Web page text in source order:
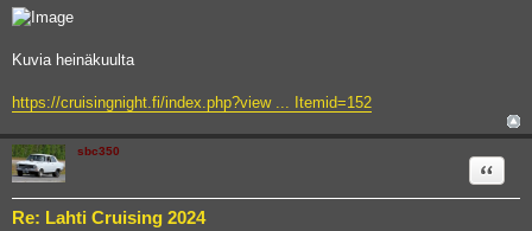
o
s
Kuvia heinäkuulta
https://cruisingnight.fi/index.php?view ... Itemid=152
sbc350
Re: Lahti Cruising 2024
Quote